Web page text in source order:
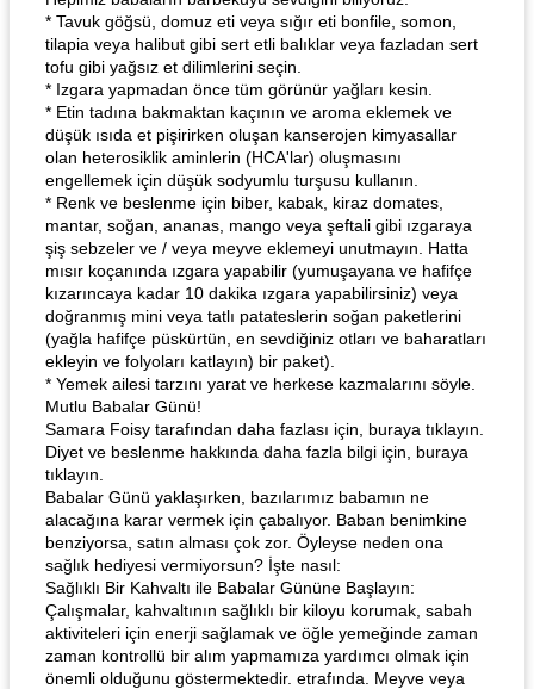
* Tavuk göğsü, domuz eti veya sığır eti bonfile, somon,
tilapia veya halibut gibi sert etli balıklar veya fazladan sert
tofu gibi yağsız et dilimlerini seçin.
* Izgara yapmadan önce tüm görünür yağları kesin.
* Etin tadına bakmaktan kaçının ve aroma eklemek ve
düşük ısıda et pişirirken oluşan kanserojen kimyasallar
olan heterosiklik aminlerin (HCA'lar) oluşmasını
engellemek için düşük sodyumlu turşusu kullanın.
* Renk ve beslenme için biber, kabak, kiraz domates,
mantar, soğan, ananas, mango veya şeftali gibi ızgaraya
şiş sebzeler ve / veya meyve eklemeyi unutmayın. Hatta
mısır koçanında ızgara yapabilir (yumuşayana ve hafifçe
kızarıncaya kadar 10 dakika ızgara yapabilirsiniz) veya
doğranmış mini veya tatlı patateslerin soğan paketlerini
(yağla hafifçe püskürtün, en sevdiğiniz otları ve baharatları
ekleyin ve folyoları katlayın) bir paket).
* Yemek ailesi tarzını yarat ve herkese kazmalarını söyle.
Mutlu Babalar Günü!
Samara Foisy tarafından daha fazlası için, buraya tıklayın.
Diyet ve beslenme hakkında daha fazla bilgi için, buraya
tıklayın.
Babalar Günü yaklaşırken, bazılarımız babamın ne
alacağına karar vermek için çabalıyor. Baban benimkine
benziyorsa, satın alması çok zor. Öyleyse neden ona
sağlık hediyesi vermiyorsun? İşte nasıl:
Sağlıklı Bir Kahvaltı ile Babalar Gününe Başlayın:
Çalışmalar, kahvaltının sağlıklı bir kiloyu korumak, sabah
aktiviteleri için enerji sağlamak ve öğle yemeğinde zaman
zaman kontrollü bir alım yapmamıza yardımcı olmak için
önemli olduğunu göstermektedir. etrafında. Meyve veya